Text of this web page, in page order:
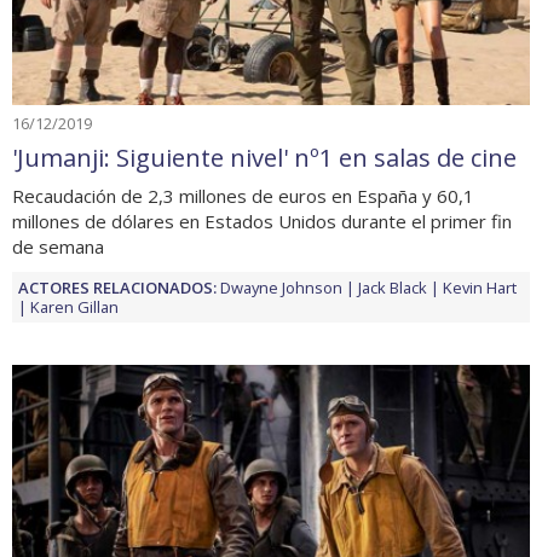
16/12/2019
'Jumanji: Siguiente nivel' nº1 en salas de cine
Recaudación de 2,3 millones de euros en España y 60,1
millones de dólares en Estados Unidos durante el primer fin
de semana
ACTORES RELACIONADOS:Dwayne Johnson Jack Black
Kevin Hart
Karen Gillan